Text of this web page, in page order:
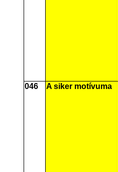
046 A siker motívuma